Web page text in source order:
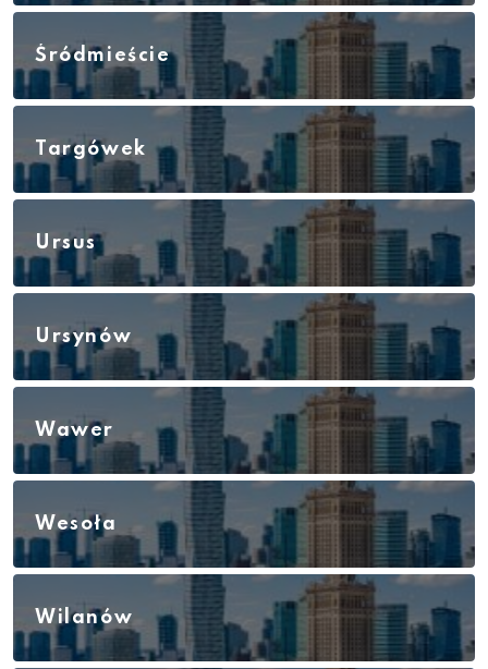
Śródmieście
Targówek
Ursus
Ursynów
Wawer
Wesoła
Wilanów